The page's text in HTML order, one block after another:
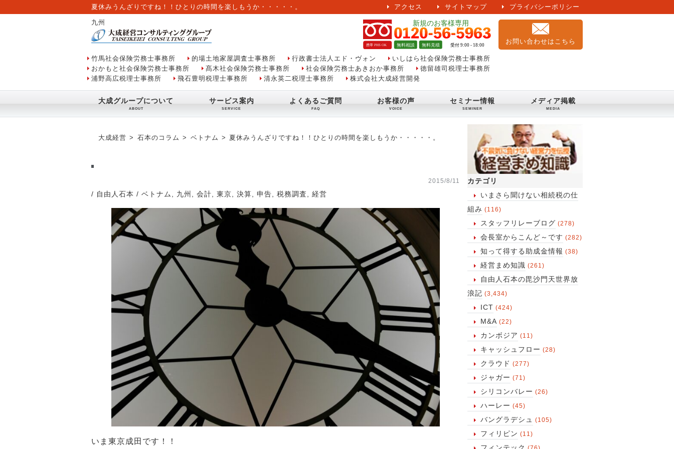
夏休みうんざりですね！！ひとりの時間を楽しもうか・・・・・。 アクセス サイトマップ プライバシーポリシー
九州
お問い合わせはこちら
竹馬社会保険労務士事務所 的場土地家屋調査士事務所 行政書士法人エド・ヴォン
いしはら社会保険労務士事務所
おかもと社会保険労務士事務所
髙木社会保険労務士事務所 社会保険労務士あきおか事務所
徳留雄司税理士事務所
浦野高広税理士事務所
飛石豊明税理士事務所 清永英二税理士事務所 株式会社大成経営開発
大成グループについて サービス案内 よくあるご質問 お客様の声 セミナー情報 メディア掲載
カテゴリ
いまさら聞けない相続税の仕
組み (116)
スタッフリレーブログ (278)
会長室からこんど～です (282)
知って得する助成金情報 (38)
経営まめ知識 (261)
自由人石本の毘沙門天世界放
浪記 (3,434)
ICT (424)
M&A (22)
カンボジア (11)
キャッシュフロー (28)
クラウド (277)
ジャガー (71)
シリコンバレー (26)
ハーレー (45)
バングラデシュ (105)
フィリピン (11)
フィンテック
大成経営 石本のコラム ベトナム 夏休みうんざりですね！！ひとりの時間を楽しもうか・・・・・。
2015/8/11
/ 自由人石本 / ベトナム 九州 会計 東京 決算 申告 税務調査 経営
いま東京成田です！！